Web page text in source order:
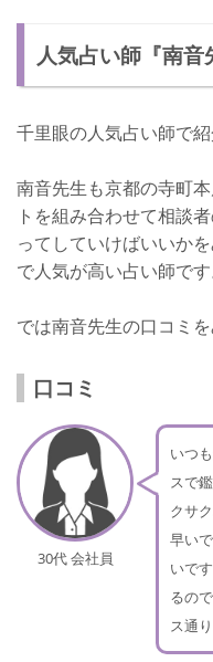
人気占い師『南音
千里眼の人気占い師で
南音先生も京都の寺町
トを組み合わせて相談
ってしていけばいいか
で人気が高い占い師です
では南音先生の口コミを
口コミ
30代 会社員
いつ
スで
クサ
早い
いで
るの
ス通